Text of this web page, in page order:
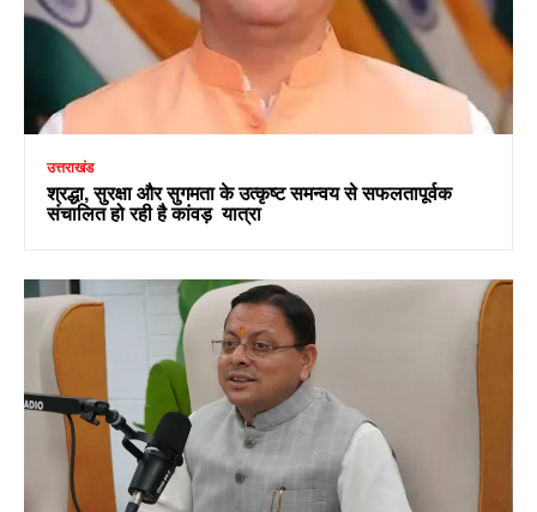
उत्तराखंड
श्रद्धा, सुरक्षा और सुगमता के उत्कृष्ट समन्वय से सफलतापूर्वक
संचालित हो रही है कांवड़ यात्रा